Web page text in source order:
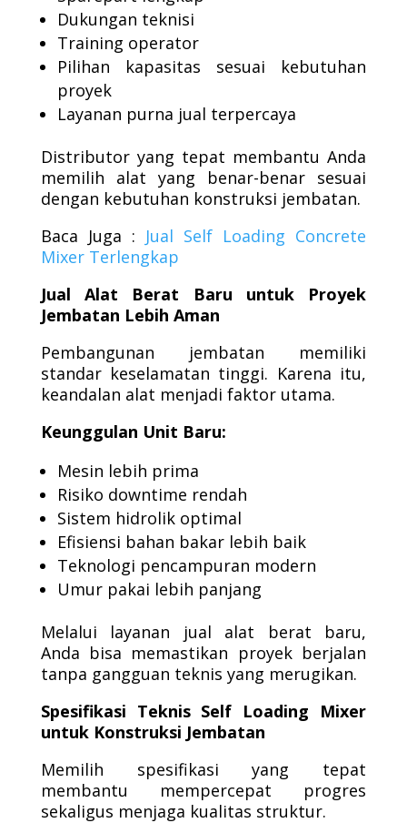
Dukungan teknisi
Training operator
Pilihan kapasitas sesuai kebutuhan
proyek
Layanan purna jual terpercaya
Distributor yang tepat membantu Anda
memilih alat yang benar-benar sesuai
dengan kebutuhan konstruksi jembatan.
Baca Juga : Jual Self Loading Concrete
Mixer Terlengkap
Jual Alat Berat Baru untuk Proyek
Jembatan Lebih Aman
Pembangunan jembatan memiliki
standar keselamatan tinggi. Karena itu,
keandalan alat menjadi faktor utama.
Keunggulan Unit Baru:
Mesin lebih prima
Risiko downtime rendah
Sistem hidrolik optimal
Efisiensi bahan bakar lebih baik
Teknologi pencampuran modern
Umur pakai lebih panjang
Melalui layanan jual alat berat baru,
Anda bisa memastikan proyek berjalan
tanpa gangguan teknis yang merugikan.
Spesifikasi Teknis Self Loading Mixer
untuk Konstruksi Jembatan
Memilih spesifikasi yang tepat
membantu mempercepat progres
sekaligus menjaga kualitas struktur.